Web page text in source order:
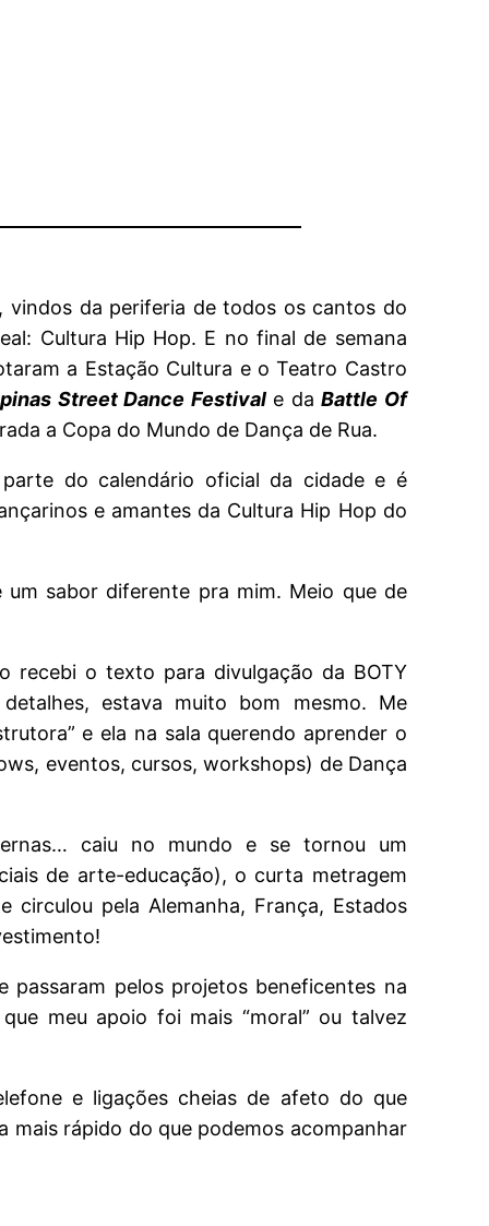
vindos da periferia de todos os cantos do
Cultura Hip Hop. E no final de semana
a Estação Cultura e o Teatro Castro
Street Dance Festival e daBattle Of
a Copa do Mundo de Dança de Rua.
do calendário oficial da cidade e é
e amantes da Cultura Hip Hop do
sabor diferente pra mim. Meio que de
recebi o texto para divulgação da BOTY
estava muito bom mesmo. Me
e ela na sala querendo aprender o
eventos, cursos, workshops) de Dança
caiu no mundo e se tornou um
de arte-educação), o curta metragem
circulou pela Alemanha, França, Estados
pelos projetos beneficentes na
meu apoio foi mais “moral” ou talvez
e ligações cheias de afeto do que
mais rápido do que podemos acompanhar